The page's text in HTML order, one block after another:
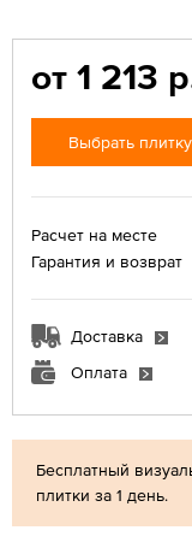
Бесплатный
плитки за 1 день.
от 1 213
Выбрать плитку
Расчет на месте
Гарантия и возврат
Доставка
Оплата